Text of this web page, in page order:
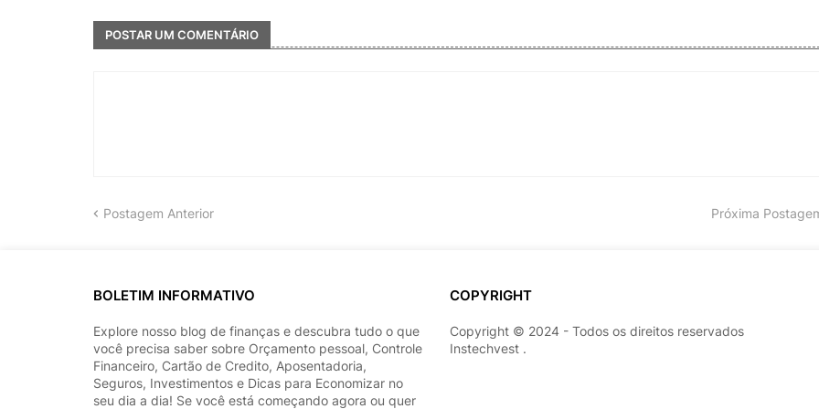
POSTAR UM COMENTÁRIO
Postagem Anterior Próxima
BOLETIM INFORMATIVO
Explore nosso blog de finanças e descubra tudo o que
você precisa saber sobre Orçamento pessoal, Controle
Financeiro, Cartão de Credito, Aposentadoria,
Seguros, Investimentos e Dicas para Economizar no
seu dia a dia! Se você está começando agora ou quer
COPYRIGHT
Copyright © 2024 - Todos os direitos reservados
Instechvest .